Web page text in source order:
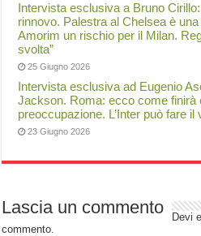
Intervista esclusiva a Bruno
rinnovo. Palestra al Chelsea è
Amorim un rischio per il Milan.
svolta”
25 Giugno 2026
Intervista esclusiva ad Eugenio
Jackson. Roma: ecco come finirà
preoccupazione. L’Inter può fare il
23 Giugno 2026
Lascia un commento Devi
commento.